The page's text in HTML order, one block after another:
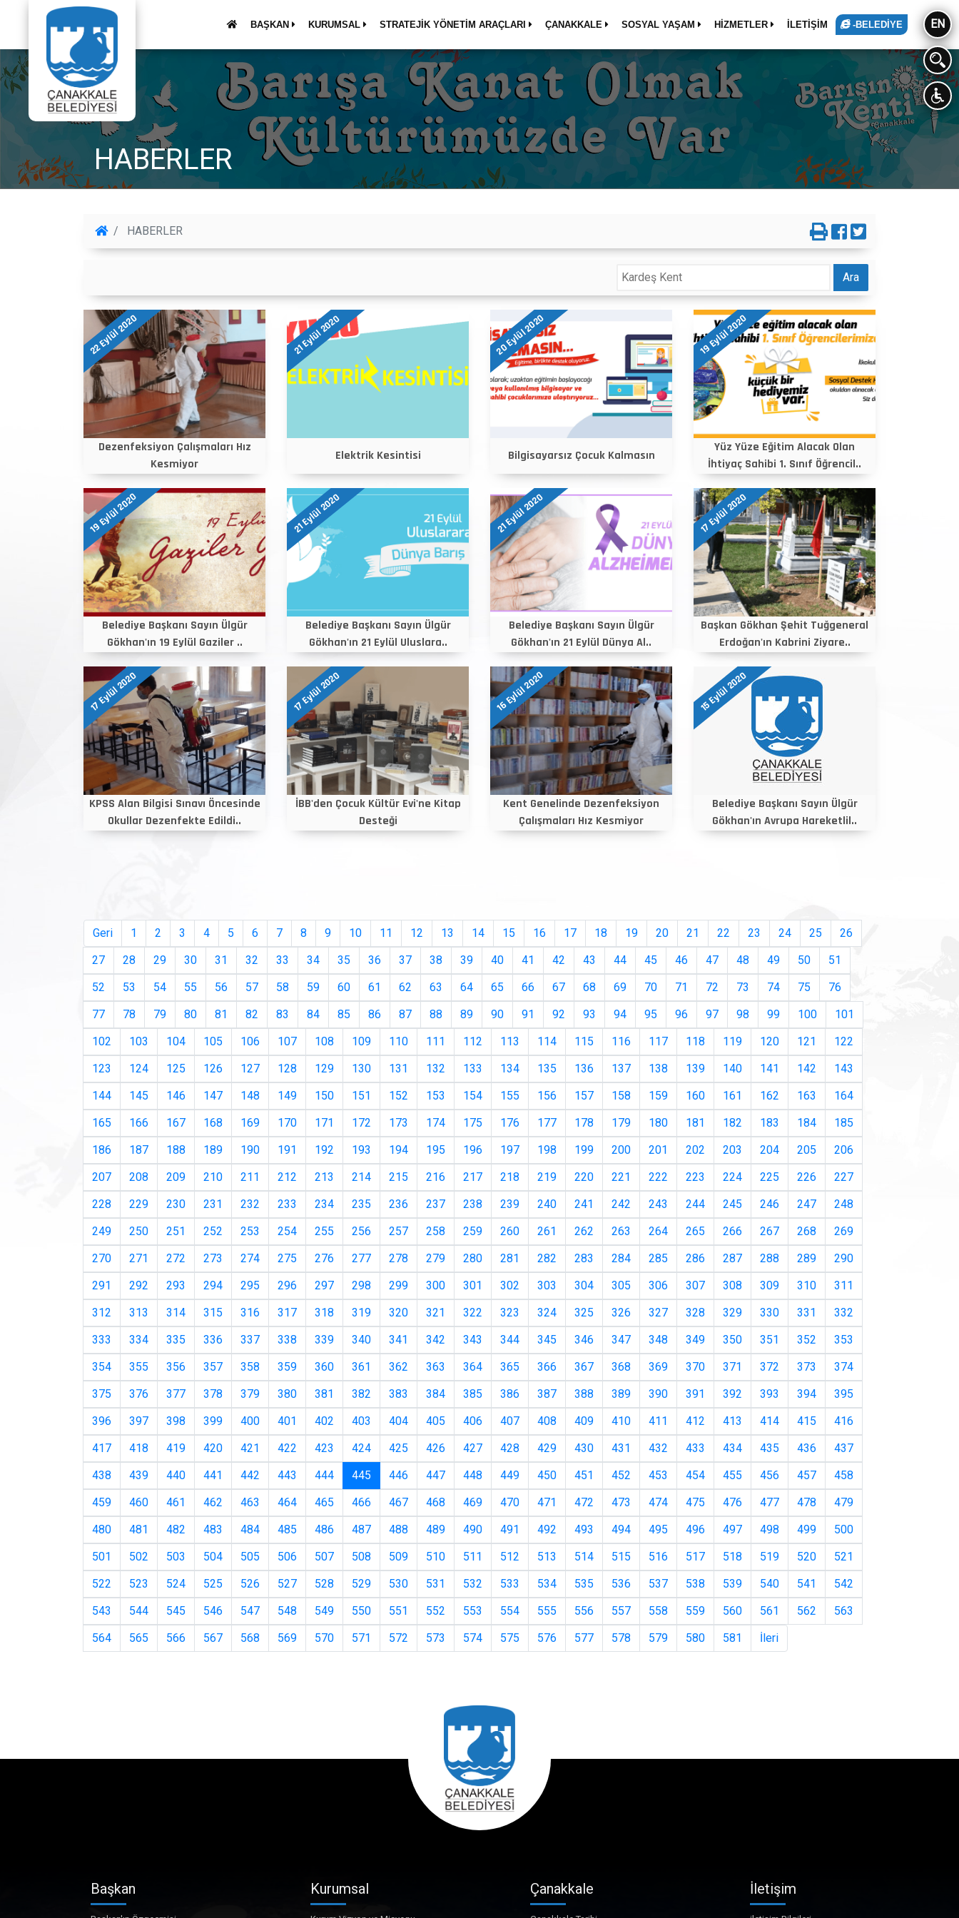
BAŞKAN KURUMSAL STRATEJİK YÖNETİM ARAÇLARI ÇANAKKALE SOSYAL YAŞAM HİZMETLER İLETİŞİM -BELEDİYE EN
HABERLER
HABERLER
Ara
22 Eylül 2020
Dezenfeksiyon Çalışmaları Hız
Kesmiyor
21 Eylül 2020
Elektrik Kesintisi
20 Eylül 2020
Bilgisayarsız Çocuk Kalmasın
19 Eylül 2020
Yüz Yüze Eğitim Alacak Olan
İhtiyaç Sahibi 1. Sınıf Öğrencil..
19 Eylül 2020
Belediye Başkanı Sayın Ülgür
Gökhan'ın 19 Eylül Gaziler ..
21 Eylül 2020
Belediye Başkanı Sayın Ülgür
Gökhan'ın 21 Eylül Uluslara..
21 Eylül 2020
Belediye Başkanı Sayın Ülgür
Gökhan'ın 21 Eylül Dünya Al..
17 Eylül 2020
Başkan Gökhan Şehit Tuğgeneral
Erdoğan'ın Kabrini Ziyare..
17 Eylül 2020
KPSS Alan Bilgisi Sınavı Öncesinde
Okullar Dezenfekte Edildi..
17 Eylül 2020
İBB'den Çocuk Kültür Evi'ne Kitap
Desteği
16 Eylül 2020
Kent Genelinde Dezenfeksiyon
Çalışmaları Hız Kesmiyor
15 Eylül 2020
Belediye Başkanı Sayın Ülgür
Gökhan'ın Avrupa Hareketlil..
Geri 1 2 3 4 5 6 7 8 9 10 11 12 13 14 15 16 17 18 19 20 21 22 23 24 25
26
27
28 29 30 31 32 33 34 35 36 37 38 39 40 41 42 43 44 45 46 47 48 49 50
51
52
53 54 55 56 57 58 59 60 61 62 63 64 65 66 67 68 69 70 71 72 73 74 75
76
77
78 79 80 81 82 83 84 85 86 87 88 89 90 91 92 93 94 95 96 97 98 99 100
101
102
103 104 105 106 107 108 109 110 111 112 113 114 115 116 117 118 119 120 121
122
123
124 125 126 127 128 129 130 131 132 133 134 135 136 137 138 139 140 141 142
143
144
145 146 147 148 149 150 151 152 153 154 155 156 157 158 159 160 161 162 163
164
165
166 167 168 169 170 171 172 173 174 175 176 177 178 179 180 181 182 183 184
185
186
187 188 189 190 191 192 193 194 195 196 197 198 199 200 201 202 203 204 205
206
207
208 209 210 211 212 213 214 215 216 217 218 219 220 221 222 223 224 225 226
227
228
229 230 231 232 233 234 235 236 237 238 239 240 241 242 243 244 245 246 247
248
249
250 251 252 253 254 255 256 257 258 259 260 261 262 263 264 265 266 267 268
269
270
271 272 273 274 275 276 277 278 279 280 281 282 283 284 285 286 287 288 289
290
291
292 293 294 295 296 297 298 299 300 301 302 303 304 305 306 307 308 309 310
311
312
313 314 315 316 317 318 319 320 321 322 323 324 325 326 327 328 329 330 331
332
333
334 335 336 337 338 339 340 341 342 343 344 345 346 347 348 349 350 351 352
353
354
355 356 357 358 359 360 361 362 363 364 365 366 367 368 369 370 371 372 373
374
375
376 377 378 379 380 381 382 383 384 385 386 387 388 389 390 391 392 393 394
395
396
397 398 399 400 401 402 403 404 405 406 407 408 409 410 411 412 413 414 415
416
417
418 419 420 421 422 423 424 425 426 427 428 429 430 431 432 433 434 435 436
437
438
439 440 441 442 443 444 445 (current)
446 447 448 449 450 451 452 453 454 455 456 457
458
459
460 461 462 463 464 465 466 467 468 469 470 471 472 473 474 475 476 477 478
479
480
481 482 483 484 485 486 487 488 489 490 491 492 493 494 495 496 497 498 499
500
501
502 503 504 505 506 507 508 509 510 511 512 513 514 515 516 517 518 519 520
521
522
523 524 525 526 527 528 529 530 531 532 533 534 535 536 537 538 539 540 541
542
543
544 545 546 547 548 549 550 551 552 553 554 555 556 557 558 559 560 561 562
563
564
565 566 567 568 569 570 571 572 573 574 575 576 577 578 579 580 581 İleri
Başkan Kurumsal Çanakkale İletişim